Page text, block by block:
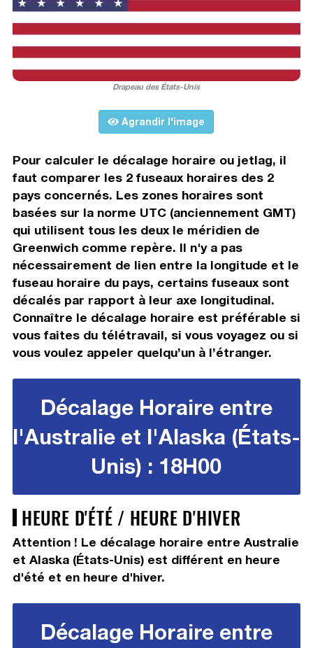
Drapeau des États-Unis
Agrandir l'image
Pour calculer le décalage horaire ou jetlag, il
faut comparer les 2 fuseaux horaires des 2
pays concernés. Les zones horaires sont
basées sur la norme UTC (anciennement GMT)
qui utilisent tous les deux le méridien de
Greenwich comme repère. Il n'y a pas
nécessairement de lien entre la longitude et le
fuseau horaire du pays, certains fuseaux sont
décalés par rapport à leur axe longitudinal.
Connaître le décalage horaire est préférable si
vous faites du télétravail, si vous voyagez ou si
vous voulez appeler quelqu’un à l’étranger.
Décalage Horaire entre
l'Australie et l'Alaska (États-
Unis) : 18H00
HEURE D'ÉTÉ / HEURE D'HIVER
Attention ! Le décalage horaire entre Australie
et Alaska (États-Unis) est différent en heure
d'été et en heure d'hiver.
Décalage Horaire entre